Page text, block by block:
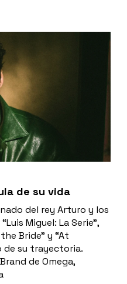
de su vida
del rey Arturo y los
Miguel: La Serie”,
Bride” y “At
de su trayectoria.
de Omega,